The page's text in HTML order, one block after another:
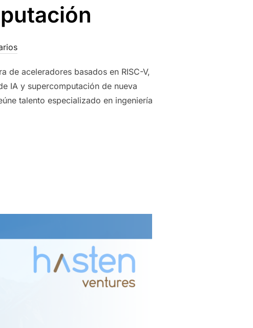
de aceleradores basados en RISC-V,
IA y supercomputación de nueva
talento especializado en ingeniería